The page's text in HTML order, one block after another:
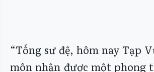
“Tống sư đệ, hôm nay Tạp
môn nhận được một phong